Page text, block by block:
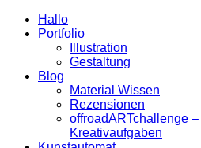
Hallo
Portfolio
Illustration
Gestaltung
Blog
Material Wissen
Rezensionen
offroadARTchallenge
Kreativaufgaben